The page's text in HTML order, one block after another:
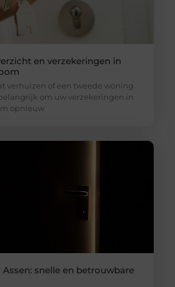
en verzekeringen in
verhuizen of een tweede woning
om uw verzekeringen in
opnieuw
snelle en betrouwbare